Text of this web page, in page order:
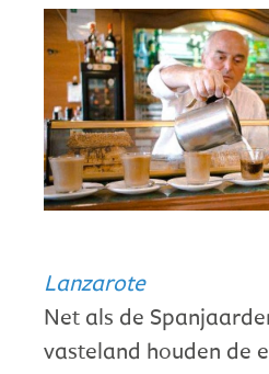
Lanzarote
Net als de
vasteland houden de